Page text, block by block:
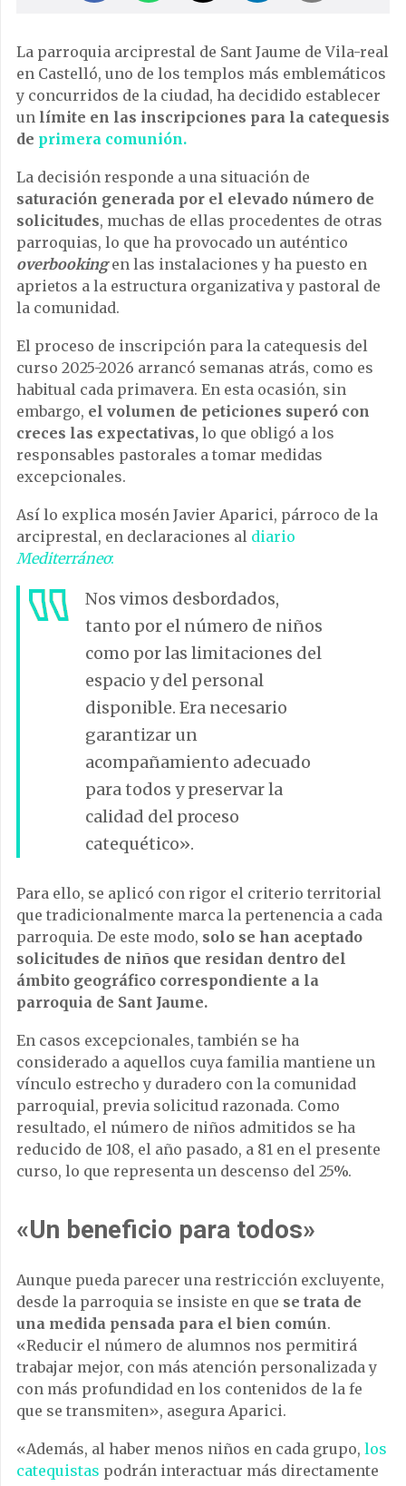
La parroquia arciprestal de Sant Jaume de Vila-real
en Castelló, uno de los templos más emblemáticos
y concurridos de la ciudad, ha decidido establecer
un límite en las inscripciones para la catequesis
de primera comunión.
La decisión responde a una situación de
saturación generada por el elevado número de
solicitudes, muchas de ellas procedentes de otras
parroquias, lo que ha provocado un auténtico
overbookingen las instalaciones y ha puesto en
aprietos a la estructura organizativa y pastoral de
la comunidad.
El proceso de inscripción para la catequesis del
curso 2025-2026 arrancó semanas atrás, como es
habitual cada primavera. En esta ocasión, sin
embargo, el volumen de peticiones superó con
creces las expectativas, lo que obligó a los
responsables pastorales a tomar medidas
excepcionales.
Así lo explica mosén Javier Aparici, párroco de la
arciprestal, en declaraciones al diario
Mediterráneo:
Nos vimos desbordados,
tanto por el número de niños
como por las limitaciones del
espacio y del personal
disponible. Era necesario
garantizar un
acompañamiento adecuado
para todos y preservar la
calidad del proceso
catequético».
Para ello, se aplicó con rigor el criterio territorial
que tradicionalmente marca la pertenencia a cada
parroquia. De este modo, solo se han aceptado
solicitudes de niños que residan dentro del
ámbito geográfico correspondiente a la
parroquia de Sant Jaume.
En casos excepcionales, también se ha
considerado a aquellos cuya familia mantiene un
vínculo estrecho y duradero con la comunidad
parroquial, previa solicitud razonada. Como
resultado, el número de niños admitidos se ha
reducido de 108, el año pasado, a 81 en el presente
curso, lo que representa un descenso del 25%.
«Un beneficio para todos»
Aunque pueda parecer una restricción excluyente,
desde la parroquia se insiste en que se trata de
una medida pensada para el bien común.
«Reducir el número de alumnos nos permitirá
trabajar mejor, con más atención personalizada y
con más profundidad en los contenidos de la fe
que se transmiten», asegura Aparici.
«Además, al haber menos niños en cada grupo, los
catequistas podrán interactuar más directamente